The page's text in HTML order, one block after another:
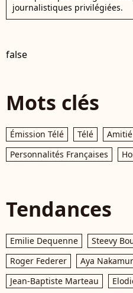
journalistiques privilégiées.
false
Mots clés
Émission Télé Télé Amitié
Personnalités Françaises
Tendances
Emilie Dequenne Steevy
Roger Federer
Aya
Jean-Baptiste Marteau